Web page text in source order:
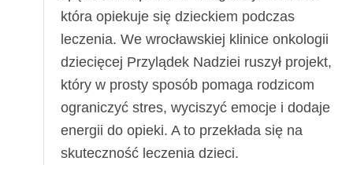
która opiekuje się dzieckiem podczas
leczenia. We wrocławskiej klinice onkologii
dziecięcej Przylądek Nadziei ruszył projekt,
który w prosty sposób pomaga rodzicom
ograniczyć stres, wyciszyć emocje i dodaje
energii do opieki. A to przekłada się na
skuteczność leczenia dzieci.